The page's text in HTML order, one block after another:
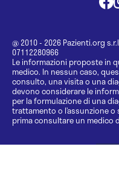
@ 2010 - 2026 Pazienti.org
07112280966
Le informazioni proposte in
medico. In nessun caso,
consulto, una visita o una
devono considerare le
per la formulazione di una
trattamento o l’assunzione
prima consultare un medico